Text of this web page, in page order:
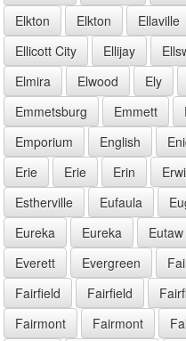
Elkton
Elkton Ellaville
Ellicott City
Ellijay
Elmira
Elwood Ely
Emmetsburg
Emmett
Emporium
English
Erie
Erie Erin
Estherville
Eufaula
Eureka
Eureka Eutaw
Everett
Evergreen
Fairfield
Fairfield
Fairmont
Fairmont